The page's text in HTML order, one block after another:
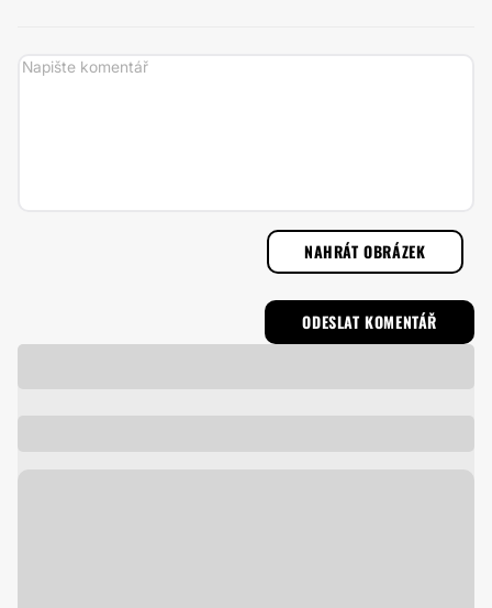
NAHRÁT OBRÁZEK